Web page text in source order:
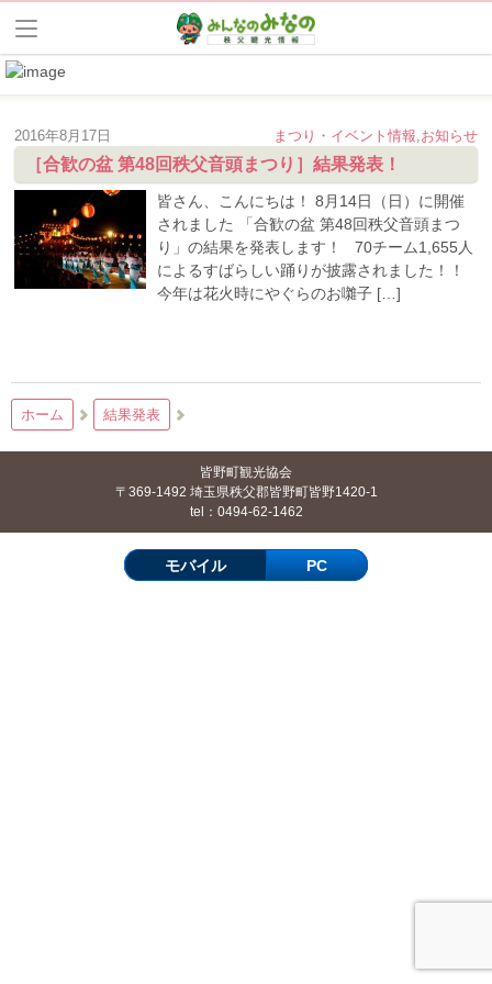
まつり・イベント情報 お知らせ
2016年8月17日
［合歓の盆 第48回秩父音頭まつり］結果発表！
皆さん、こんにちは！ 8月14日（日）に開催
されました 「合歓の盆 第48回秩父音頭まつ
り」の結果を発表します！ 70チーム1,655人
によるすばらしい踊りが披露されました！！
今年は花火時にやぐらのお囃子 […]
ホーム 結果発表
皆野町観光協会
〒369-1492 埼玉県秩父郡皆野町皆野1420-1
tel：0494-62-1462
モバイル PC